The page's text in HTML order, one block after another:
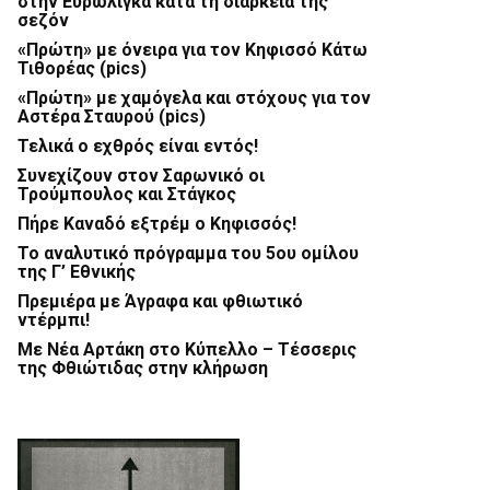
σεζόν
«Πρώτη» με όνειρα για τον Κηφισσό Κάτω
Τιθορέας (pics)
«Πρώτη» με χαμόγελα και στόχους για τον
Αστέρα Σταυρού (pics)
Τελικά ο εχθρός είναι εντός!
Συνεχίζουν στον Σαρωνικό οι
Τρούμπουλος και Στάγκος
Πήρε Καναδό εξτρέμ ο Κηφισσός!
Το αναλυτικό πρόγραμμα του 5ου ομίλου
της Γ’ Εθνικής
Πρεμιέρα με Άγραφα και φθιωτικό
ντέρμπι!
Με Νέα Αρτάκη στο Κύπελλο – Τέσσερις
της Φθιώτιδας στην κλήρωση